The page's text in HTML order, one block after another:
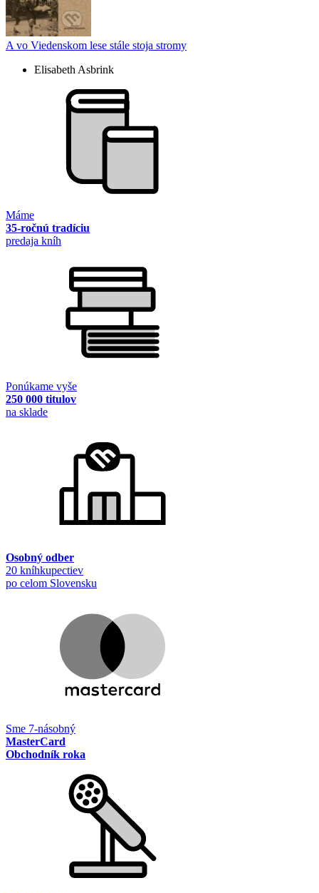
A vo Viedenskom lese stále stoja stromy
Elisabeth Asbrink
Máme
35-ročnú tradíciu
predaja kníh
Ponúkame vyše
250 000 titulov
na sklade
Osobný odber
20 kníhkupectiev
po celom Slovensku
Sme 7-násobný
MasterCard
Obchodník roka